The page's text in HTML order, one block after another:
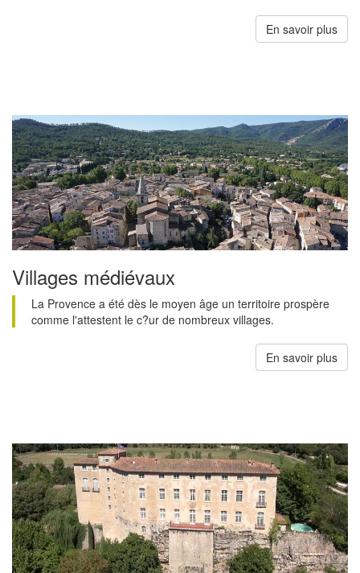
En savoir plus
Villages médiévaux
La Provence a été dès le moyen âge un territoire prospère
comme l'attestent le c?ur de nombreux villages.
En savoir plus